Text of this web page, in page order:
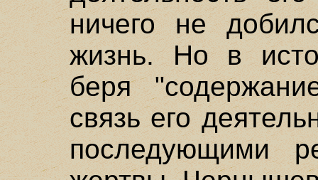
ничего не
жизнь. Но в
беря
связь его
последующими